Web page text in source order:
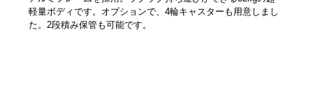
軽量ボディです。オプションで、4輪キャスターも用意しまし
た。2段積み保管も可能です。